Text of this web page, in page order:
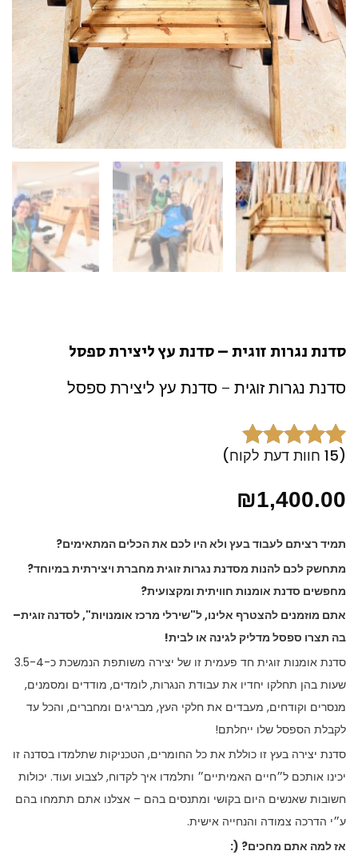
סדנת נגרות זוגית – סדנת עץ ליצירת ספסל
סדנת נגרות זוגית – סדנת עץ ליצירת ספסל
מדורגים 5.00
על
15
דירוגים
(
15 חוות דעת לקוח)
₪1,400.00
תמיד רציתם לעבוד בעץ ולא היו לכם את הכלים המתאימים?
מתחשק לכם להנות מסדנת נגרות זוגית מחברת ויצירתית במיוחד?
מחפשים סדנת אומנות חוויתית ומקצועית?
אתם מוזמנים להצטרף אלינו, ל"שירלי מרכז אומנויות", לסדנה זוגית–
בה תצרו ספסל מדליק לגינה או לבית!
סדנת אומנות זוגית חד פעמית זו של יצירה משותפת הנמשכת כ-3.5-4
שעות בהן תחלקו יחדיו את עבודת הנגרות, לומדים, מודדים ומסמנים,
מנסרים וקודחים, מעבדים את חלקי העץ, מבריגים ומחברים, והכל עד
לקבלת הספסל שלו ייחלתם!
סדנת יצירה בעץ זו כוללת את כל החומרים, הטכניקות שתלמדו בסדנה זו
יכינו אותכם ל״חיים האמיתיים״ ותלמדו איך לקדוח, לצבוע ועוד. יכולות
חשובות שאנשים היום בקושי ומתנסים בהם – אצלנו אתם תתמחו בהם
ע״י הדרכה צמודה והנחייה אישית.
אז למה אתם מחכים? (: